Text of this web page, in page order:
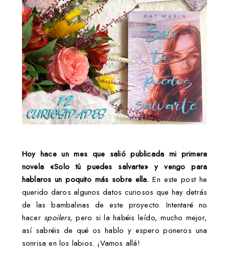
Hoy hace un mes que salió publicada mi primera
novela«Solo tú puedes salvarte» yvengo para
hablaros un poquito más sobre ella. En este post he
querido daros algunos datos curiosos que hay detrás
de las bambalinas de este proyecto. Intentaré no
hacer spoilers, pero si la habéis leído, mucho mejor,
así sabréis de qué os hablo y espero poneros una
sonrisa en los labios. ¡Vamos allá!